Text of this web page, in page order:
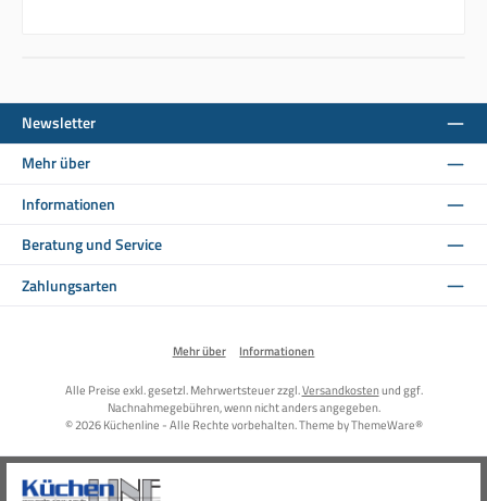
Newsletter
Mehr über
Informationen
Beratung und Service
Zahlungsarten
Mehr über Informationen
Alle Preise exkl. gesetzl. Mehrwertsteuer zzgl.Versandkostenund ggf.
Nachnahmegebühren, wenn nicht anders angegeben.
© 2026 Küchenline - Alle Rechte vorbehalten. Theme byThemeWare®